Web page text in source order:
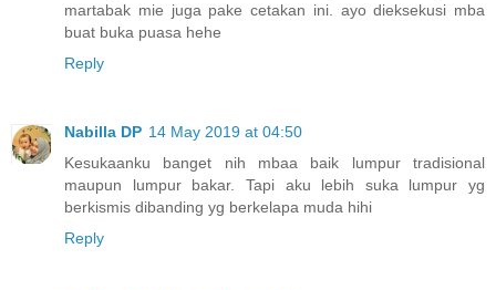
martabak mie juga pake cetakan ini. ayo dieksekusi mba
buat buka puasa hehe
Reply
Nabilla DP 14 May 2019 at 04:50
Kesukaanku banget nih mbaa baik lumpur tradisional
maupun lumpur bakar. Tapi aku lebih suka lumpur yg
berkismis dibanding yg berkelapa muda hihi
Reply